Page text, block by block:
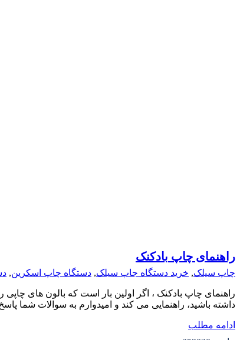
راهنمای چاپ بادکنک
چاپ سیلک, خرید دستگاه جاپ سیلک, دستگاه چاپ اسکرین,
راهنمای چاپ بادکنک ، اگر اولین بار است که بالون های
داشته باشید، راهنمایی می کند و امیدوارم به سوالات شما
ادامه مطلب